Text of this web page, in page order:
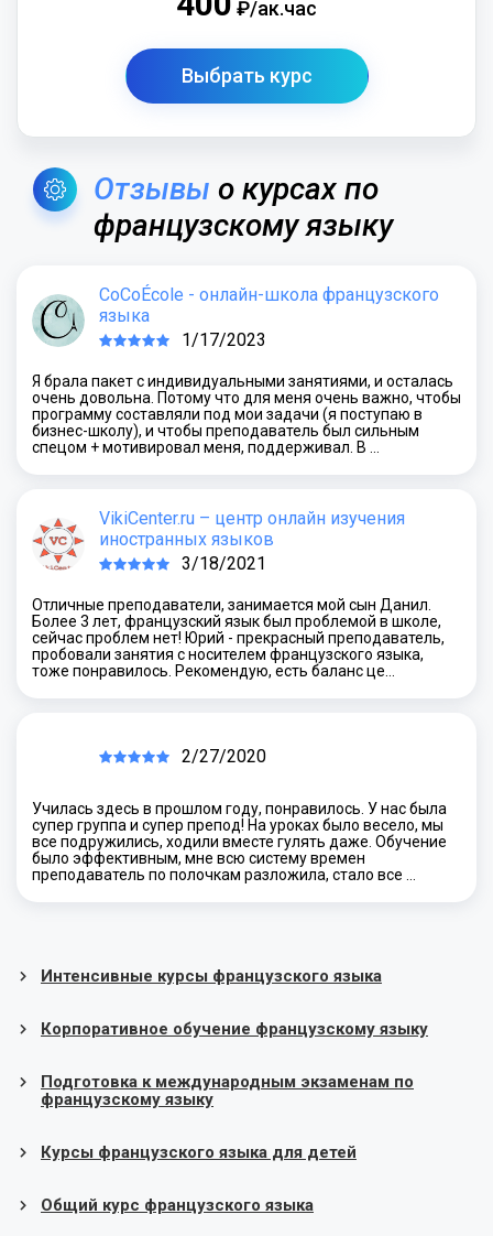
₽/ак.час
Выбрать курс
Отзывы о курсах по
французскому языку
CoCoÉcole - онлайн-школа французского
языка
1/17/2023
Я брала пакет с индивидуальными занятиями, и осталась
очень довольна. Потому что для меня очень важно, чтобы
программу составляли под мои задачи (я поступаю в
бизнес-школу), и чтобы преподаватель был сильным
спецом + мотивировал меня, поддерживал. В …
VikiCenter.ru – центр онлайн изучения
иностранных языков
3/18/2021
Отличные преподаватели, занимается мой сын Данил.
Более 3 лет, французский язык был проблемой в школе,
сейчас проблем нет! Юрий - прекрасный преподаватель,
пробовали занятия с носителем французского языка,
тоже понравилось. Рекомендую, есть баланс це…
2/27/2020
Училась здесь в прошлом году, понравилось. У нас была
супер группа и супер препод! На уроках было весело, мы
все подружились, ходили вместе гулять даже. Обучение
было эффективным, мне всю систему времен
преподаватель по полочкам разложила, стало все …
Интенсивные курсы французского языка
Корпоративное обучение французскому языку
Подготовка к международным экзаменам по
французскому языку
Курсы французского языка для детей
Общий курс французского языка